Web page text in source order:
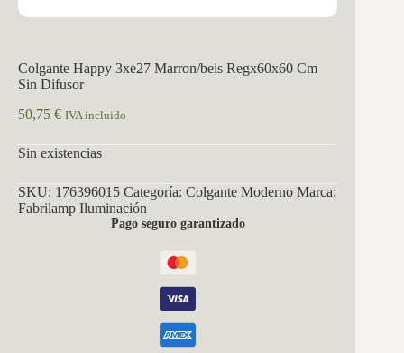
Colgante Happy 3xe27 Marron/beis Regx60x60 Cm
Sin Difusor
50,75 € IVA incluido
Sin existencias
SKU: 176396015 Categoría: Colgante Moderno Marca:
Fabrilamp Iluminación
Pago seguro garantizado